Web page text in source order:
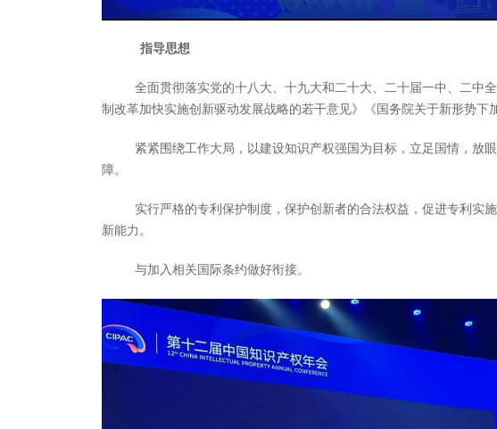
指导思想
全面贯彻落实党的十八大、十九大和二十大、二十届一中、二中
制改革加快实施创新驱动发展战略的若干意见》《国务院关于新形势下
紧紧围绕工作大局，以建设知识产权强国为目标，立足国情，放
障。
实行严格的专利保护制度，保护创新者的合法权益，促进专利实
新能力。
与加入相关国际条约做好衔接。